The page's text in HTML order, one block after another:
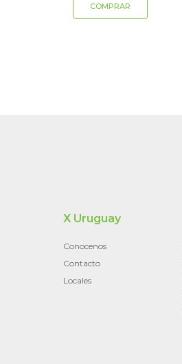
X Uruguay
Conocenos
Contacto
Locales